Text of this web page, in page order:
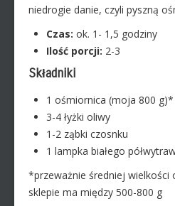
niedrogie danie, czyli pyszną
Czas: ok. 1- 1,5 godziny
Ilość porcji: 2-3
Składniki
1 ośmiornica (moja 800 g)*
3-4 łyżki oliwy
1-2 ząbki czosnku
1 lampka białego
*przeważnie średniej wielkości
sklepie ma między 500-800 g